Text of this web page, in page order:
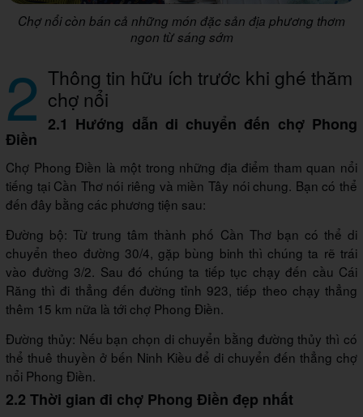
Chợ nổi còn bán cả những món đặc sản địa phương thơm
ngon từ sáng sớm
2 Thông tin hữu ích trước khi ghé thăm
chợ nổi
2.1 Hướng dẫn di chuyển đến chợ Phong
Điền
Chợ Phong Điền là một trong những địa điểm tham quan nổi
tiếng tại Cần Thơ nói riêng và miền Tây nói chung. Bạn có thể
đến đây bằng các phương tiện sau:
Đường bộ: Từ trung tâm thành phố Cần Thơ bạn có thể di
chuyển theo đường 30/4, gặp bùng binh thì chúng ta rẽ trái
vào đường 3/2. Sau đó chúng ta tiếp tục chạy đến cầu Cái
Răng thì đi thẳng đến đường tỉnh 923, tiếp theo chạy thẳng
thêm 15 km nữa là tới chợ Phong Điền.
Đường thủy: Nếu bạn chọn di chuyển bằng đường thủy thì có
thể thuê thuyền ở bến Ninh Kiều để di chuyển đến thẳng chợ
nổi Phong Điền.
2.2 Thời gian đi chợ Phong Điền đẹp nhất